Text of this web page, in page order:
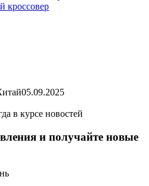
кроссовер
05.09.2025
в курсе новостей
и получайте новые